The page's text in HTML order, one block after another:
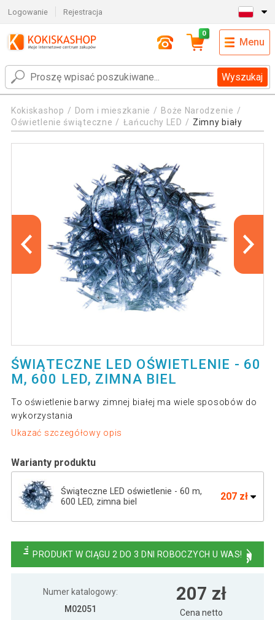
Logowanie Rejestracja
Wyszukaj
0
Menu
Kokiskashop Dom i mieszkanie
Boże Narodzenie
Oświetlenie świąteczne
Łańcuchy LED Zimny biały
ŚWIĄTECZNE LED OŚWIETLENIE - 60
M, 600 LED, ZIMNA BIEL
To oświetlenie barwy zimnej białej ma wiele sposobów do
wykorzystania
Ukazać szczegółowy opis
Warianty produktu
Świąteczne LED oświetlenie - 60 m,
600 LED, zimna biel
207 zł
zimna biel
PRODUKT W CIĄGU 2 DO 3 DNI ROBOCZYCH U WAS!
Numer katalogowy:
M02051
207 zł
Cena netto